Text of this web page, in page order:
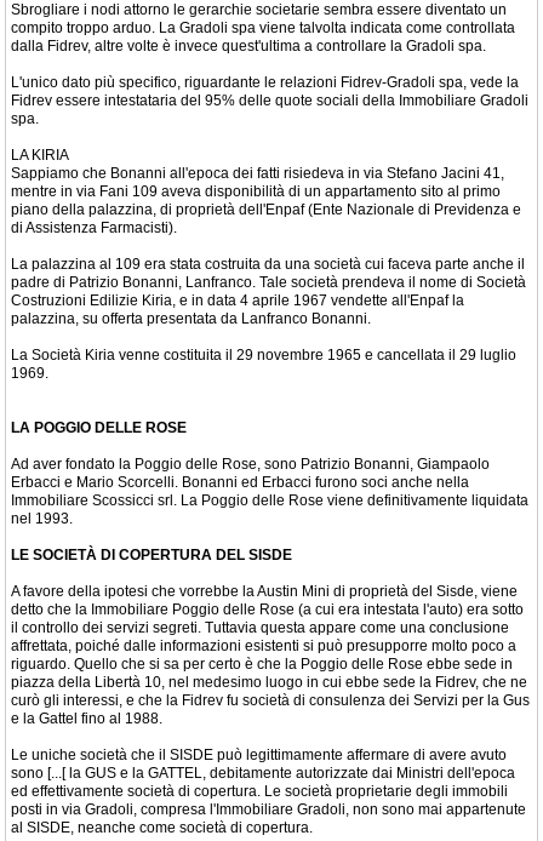
Sbrogliare i nodi attorno le gerarchie societarie sembra essere diventato un
compito troppo arduo. La Gradoli spa viene talvolta indicata come controllata
dalla Fidrev, altre volte è invece quest'ultima a controllare la Gradoli spa.
L'unico dato più specifico, riguardante le relazioni Fidrev-Gradoli spa, vede la
Fidrev essere intestataria del 95% delle quote sociali della Immobiliare Gradoli
spa.
LA KIRIA
Sappiamo che Bonanni all'epoca dei fatti risiedeva in via Stefano Jacini 41,
mentre in via Fani 109 aveva disponibilità di un appartamento sito al primo
piano della palazzina, di proprietà dell'Enpaf (Ente Nazionale di Previdenza e
di Assistenza Farmacisti).
La palazzina al 109 era stata costruita da una società cui faceva parte anche il
padre di Patrizio Bonanni, Lanfranco. Tale società prendeva il nome di Società
Costruzioni Edilizie Kiria, e in data 4 aprile 1967 vendette all'Enpaf la
palazzina, su offerta presentata da Lanfranco Bonanni.
La Società Kiria venne costituita il 29 novembre 1965 e cancellata il 29 luglio
1969.
LA POGGIO DELLE ROSE
Ad aver fondato la Poggio delle Rose, sono Patrizio Bonanni, Giampaolo
Erbacci e Mario Scorcelli. Bonanni ed Erbacci furono soci anche nella
Immobiliare Scossicci srl. La Poggio delle Rose viene definitivamente liquidata
nel 1993.
LE SOCIETÀ DI COPERTURA DEL SISDE
A favore della ipotesi che vorrebbe la Austin Mini di proprietà del Sisde, viene
detto che la Immobiliare Poggio delle Rose (a cui era intestata l'auto) era sotto
il controllo dei servizi segreti. Tuttavia questa appare come una conclusione
affrettata, poiché dalle informazioni esistenti si può presupporre molto poco a
riguardo. Quello che si sa per certo è che la Poggio delle Rose ebbe sede in
piazza della Libertà 10, nel medesimo luogo in cui ebbe sede la Fidrev, che ne
curò gli interessi, e che la Fidrev fu società di consulenza dei Servizi per la Gus
e la Gattel fino al 1988.
Le uniche società che il SISDE può legittimamente affermare di avere avuto
sono [...[ la GUS e la GATTEL, debitamente autorizzate dai Ministri dell'epoca
ed effettivamente società di copertura. Le società proprietarie degli immobili
posti in via Gradoli, compresa l'Immobiliare Gradoli, non sono mai appartenute
al SISDE, neanche come società di copertura.